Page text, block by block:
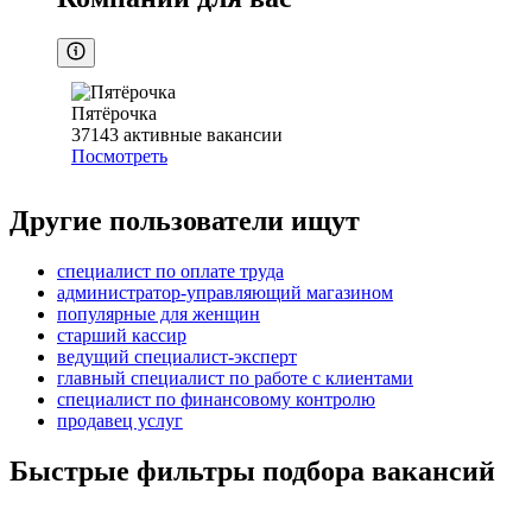
Пятёрочка
37143 активные вакансии
Посмотреть
Другие пользователи ищут
специалист по оплате труда
администратор-управляющий магазином
популярные для женщин
старший кассир
ведущий специалист-эксперт
главный специалист по работе с клиентами
специалист по финансовому контролю
продавец услуг
Быстрые фильтры подбора вакансий